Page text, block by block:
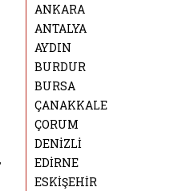
ANKARA
ANTALYA
AYDIN
BURDUR
BURSA
ÇANAKKALE
ÇORUM
DENİZLİ
EDİRNE
ESKİŞEHİR